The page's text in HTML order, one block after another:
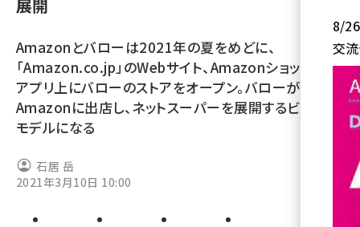
楽天 (1871)
ecbeing (1207)
アスクル (1117)
ビィ・フォアード (773)
展開
Amazonとバローは2021年の夏をめどに、
「Amazon.co.jp」のWebサイト、Amazonショッピング
アプリ上にバローのストアをオープン。バローが
Amazonに出店し、ネットスーパーを展開するビジネス
モデルになる
石居 岳
2021年3月10日 10:00
8/26
交